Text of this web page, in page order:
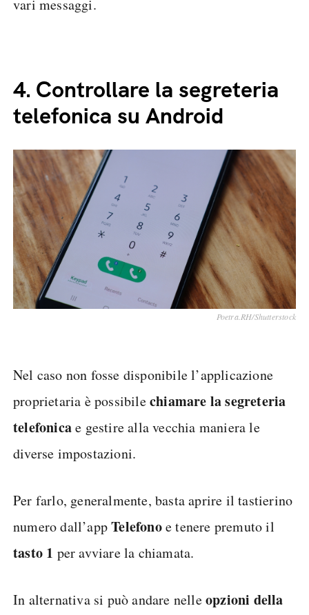
vari messaggi.
4. Controllare la segreteria
telefonica su Android
Poetra.RH/Shutterstock
Nel caso non fosse disponibile l’applicazione
proprietaria è possibilechiamare la segreteria
telefonicae gestire alla vecchia maniera le
diverse impostazioni.
Per farlo, generalmente, basta aprire il tastierino
numero dall’appTelefonoe tenere premuto il
tasto 1 per avviare la chiamata.
In alternativa si può andare nelleopzioni della